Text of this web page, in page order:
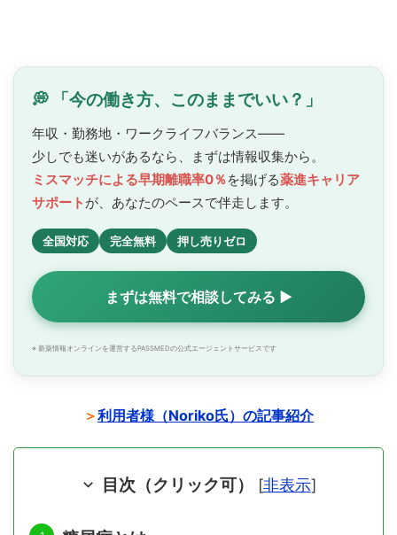
💭 「今の働き方、このままでいい？」
年収・勤務地・ワークライフバランス——
少しでも迷いがあるなら、まずは情報収集から。
ミスマッチによる早期離職率0％を掲げる薬進キャリア
サポート が、あなたのペースで伴走します。
全国対応 完全無料 押し売りゼロ
まずは無料で相談してみる ▶
※ 新薬情報オンラインを運営するPASSMEDの公式エージェントサービスです
＞利用者様（Noriko氏）の記事紹介
目次（クリック可） [非表示]